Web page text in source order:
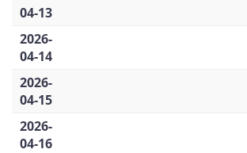
04-13
2026-
04-14
2026-
04-15
2026-
04-16